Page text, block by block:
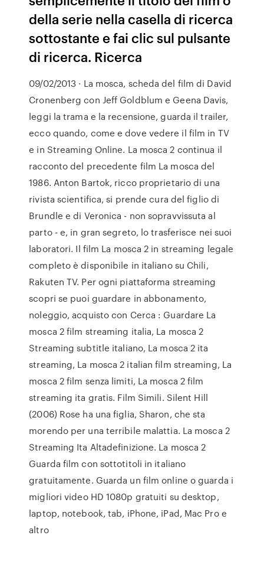
della serie nella casella di ricerca
sottostante e fai clic sul pulsante
di ricerca. Ricerca
09/02/2013 · La mosca, scheda del film di David
Cronenberg con Jeff Goldblum e Geena Davis,
leggi la trama e la recensione, guarda il trailer,
ecco quando, come e dove vedere il film in TV
e in Streaming Online. La mosca 2 continua il
racconto del precedente film La mosca del
1986. Anton Bartok, ricco proprietario di una
rivista scientifica, si prende cura del figlio di
Brundle e di Veronica - non sopravvissuta al
parto - e, in gran segreto, lo trasferisce nei suoi
laboratori. Il film La mosca 2 in streaming legale
completo è disponibile in italiano su Chili,
Rakuten TV. Per ogni piattaforma streaming
scopri se puoi guardare in abbonamento,
noleggio, acquisto con Cerca : Guardare La
mosca 2 film streaming italia, La mosca 2
Streaming subtitle italiano, La mosca 2 ita
streaming, La mosca 2 italian film streaming, La
mosca 2 film senza limiti, La mosca 2 film
streaming ita gratis. Film Simili. Silent Hill
(2006) Rose ha una figlia, Sharon, che sta
morendo per una terribile malattia. La mosca 2
Streaming Ita Altadefinizione. La mosca 2
Guarda film con sottotitoli in italiano
gratuitamente. Guarda un film online o guarda i
migliori video HD 1080p gratuiti su desktop,
laptop, notebook, tab, iPhone, iPad, Mac Pro e
altro